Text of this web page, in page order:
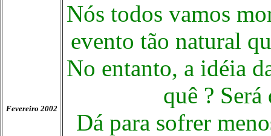
Fevereiro 2002
Nós todos vamos
evento tão natural
No entanto, a idéia
quê ?
Dá para sofrer